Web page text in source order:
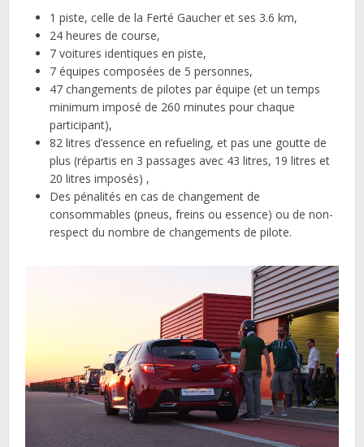
1 piste, celle de la Ferté Gaucher et ses 3.6 km,
24 heures de course,
7 voitures identiques en piste,
7 équipes composées de 5 personnes,
47 changements de pilotes par équipe (et un temps
minimum imposé de 260 minutes pour chaque
participant),
82 litres d’essence en refueling, et pas une goutte de
plus (répartis en 3 passages avec 43 litres, 19 litres et
20 litres imposés) ,
Des pénalités en cas de changement de
consommables (pneus, freins ou essence) ou de non-
respect du nombre de changements de pilote.